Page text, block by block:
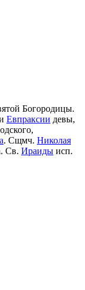
Богородицы.
Евпраксии девы,
. Сщмч. Николая
Св. Ираиды исп.